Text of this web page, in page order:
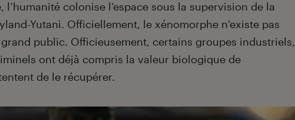
l’humanité colonise l’espace sous la supervision de la
Yutani. Officiellement, le xénomorphe n’existe pas
public. Officieusement, certains groupes industriels,
ont déjà compris la valeur biologique de
de le récupérer.